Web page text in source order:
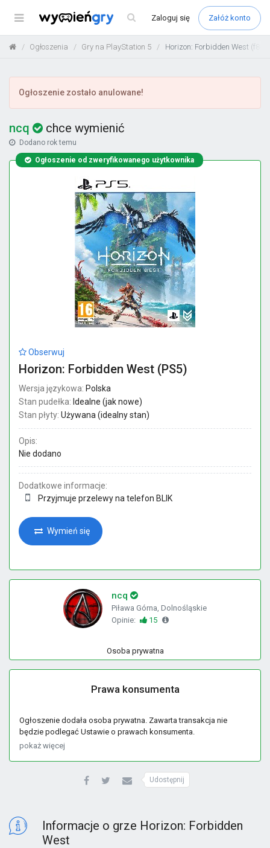
Menu Zaloguj się Załóż konto
Ogłoszenia Gry na PlayStation 5 Horizon: Forbidden West
Ogłoszenie zostało anulowane!
ncq chce wymienić
Dodano rok temu
Ogłoszenie od zweryfikowanego użytkownika
Obserwuj
Horizon: Forbidden West (PS5)
Wersja językowa: Polska
Stan pudełka: Idealne (jak nowe)
Stan płyty: Używana (idealny stan)
Opis:
Nie dodano
Dodatkowe informacje:
Przyjmuje przelewy na telefon BLIK
Wymień się
ncq
Piława Górna, Dolnośląskie
Opinie:
15
Osoba prywatna
Prawa konsumenta
Ogłoszenie dodała osoba prywatna. Zawarta transakcja nie
będzie podlegać Ustawie o prawach konsumenta.
pokaż więcej
Udostępnij
Informacje o grze Horizon: Forbidden
West